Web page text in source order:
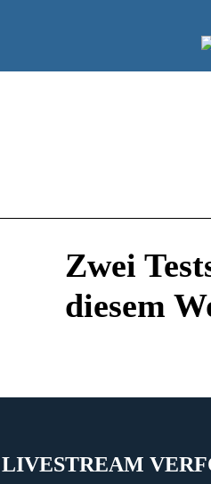
Zwei
diesem